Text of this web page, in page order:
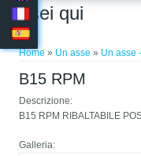
Tu sei qui
Home » Un asse » Un asse
B15 RPM
Descrizione:
B15 RPM RIBALTABILE
Galleria: